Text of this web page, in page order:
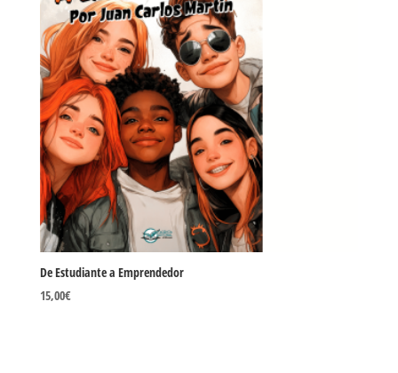
De Estudiante a Emprendedor
15,00€